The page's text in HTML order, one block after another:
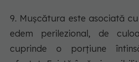
9. Mușcătura este asociată
edem perilezional, de
cuprinde o porțiune